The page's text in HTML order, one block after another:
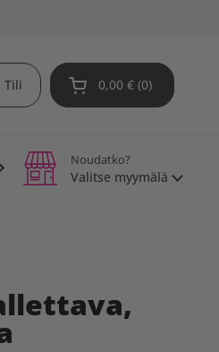
Tili Avaa ostoskori
0,00 € 0
Teemajuhlat
Noudatko?
Valitse myymälä